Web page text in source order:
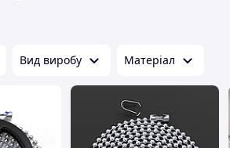
Вид виробу Матеріал